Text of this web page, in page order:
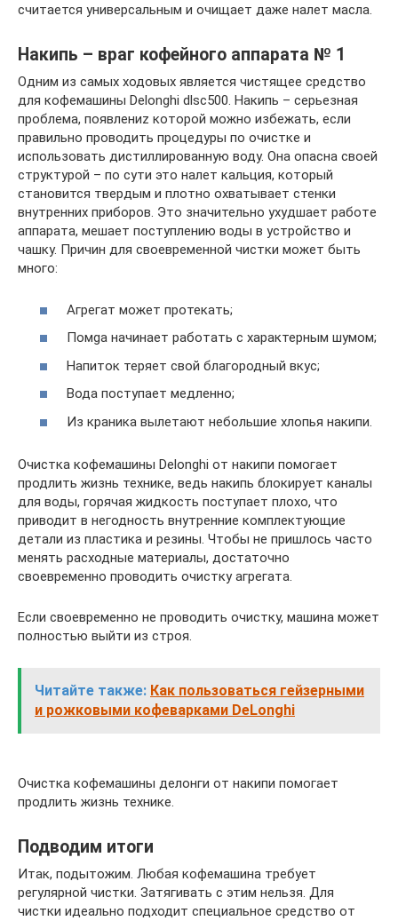
считается универсальным и очищает даже налет масла.
Накипь – враг кофейного аппарата № 1
Одним из самых ходовых является чистящее средство
для кофемашины Delonghi dlsc500. Накипь – серьезная
проблема, появлениz которой можно избежать, если
правильно проводить процедуры по очистке и
использовать дистиллированную воду. Она опасна своей
структурой – по сути это налет кальция, который
становится твердым и плотно охватывает стенки
внутренних приборов. Это значительно ухудшает работe
аппарата, мешает поступлению воды в устройство и
чашку. Причин для своевременной чистки может быть
много:
Агрегат может протекать;
Помgа начинает работать с характерным шумом;
Напиток теряет свой благородный вкус;
Вода поступает медленно;
Из краника вылетают небольшие хлопья накипи.
Очистка кофемашины Delonghi от накипи помогает
продлить жизнь технике, ведь накипь блокирует каналы
для воды, горячая жидкость поступает плохо, что
приводит в негодность внутренние комплектующие
детали из пластика и резины. Чтобы не пришлось часто
менять расходные материалы, достаточно
своевременно проводить очистку агрегата.
Если своевременно не проводить очистку, машина может
полностью выйти из строя.
Читайте также: Как пользоваться гейзерными
и рожковыми кофеварками DeLonghi
Очистка кофемашины делонги от накипи помогает
продлить жизнь технике.
Подводим итоги
Итак, подытожим. Любая кофемашина требует
регулярной чистки. Затягивать с этим нельзя. Для
чистки идеально подходит специальное средство от